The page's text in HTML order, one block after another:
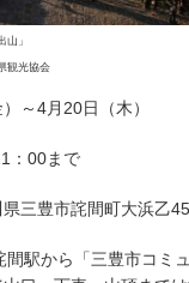
山」
観光協会
～4月20日（木）
：00まで
三豊市詫間町大浜乙
間駅から「三豊市コミ